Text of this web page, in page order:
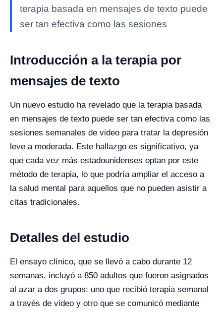
terapia basada en mensajes de texto puede
ser tan efectiva como las sesiones
Introducción a la terapia por
mensajes de texto
Un nuevo estudio ha revelado que la terapia basada
en mensajes de texto puede ser tan efectiva como las
sesiones semanales de video para tratar la depresión
leve a moderada. Este hallazgo es significativo, ya
que cada vez más estadounidenses optan por este
método de terapia, lo que podría ampliar el acceso a
la salud mental para aquellos que no pueden asistir a
citas tradicionales.
Detalles del estudio
El ensayo clínico, que se llevó a cabo durante 12
semanas, incluyó a 850 adultos que fueron asignados
al azar a dos grupos: uno que recibió terapia semanal
a través de video y otro que se comunicó mediante